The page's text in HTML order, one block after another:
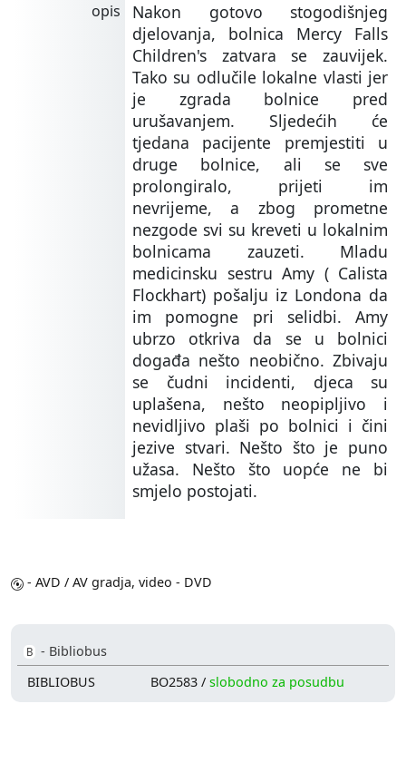
opis
Nakon gotovo stogodišnjeg
djelovanja, bolnica Mercy Falls
Children's zatvara se zauvijek.
Tako su odlučile lokalne vlasti jer
je zgrada bolnice pred
urušavanjem. Sljedećih će
tjedana pacijente premjestiti u
druge bolnice, ali se sve
prolongiralo, prijeti im
nevrijeme, a zbog prometne
nezgode svi su kreveti u lokalnim
bolnicama zauzeti. Mladu
medicinsku sestru Amy ( Calista
Flockhart) pošalju iz Londona da
im pomogne pri selidbi. Amy
ubrzo otkriva da se u bolnici
događa nešto neobično. Zbivaju
se čudni incidenti, djeca su
uplašena, nešto neopipljivo i
nevidljivo plaši po bolnici i čini
jezive stvari. Nešto što je puno
užasa. Nešto što uopće ne bi
smjelo postojati.
- AVD / AV gradja, video - DVD
B - Bibliobus
BIBLIOBUS
BO2583 /slobodno za posudbu